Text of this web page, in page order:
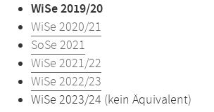
WiSe 2019/20
WiSe 2020/21
SoSe 2021
WiSe 2021/22
WiSe 2022/23
WiSe 2023/24 (kein Äquivalent)